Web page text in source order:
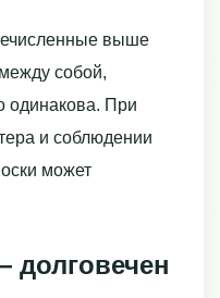
выше
собой,
одинакова. При
и соблюдении
может
долговечен